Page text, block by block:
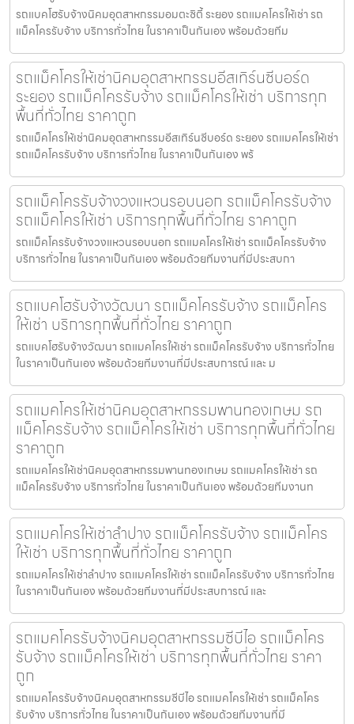
รถแบคโฮรับจ้างนิคมอุตสาหกรรมอมตะซิตี้ ระยอง รถแมคโครให้เช่า รถ
แม็คโครรับจ้าง บริการทั่วไทย ในราคาเป็นกันเอง พร้อมด้วยทีม
รถแม็คโครให้เช่านิคมอุตสาหกรรมอีสเทิร์นซีบอร์ด
ระยอง รถแม็คโครรับจ้าง รถแม็คโครให้เช่า บริการทุก
พื้นที่ทั่วไทย ราคาถูก
รถแม็คโครให้เช่านิคมอุตสาหกรรมอีสเทิร์นซีบอร์ด ระยอง รถแมคโครให้เช่า
รถแม็คโครรับจ้าง บริการทั่วไทย ในราคาเป็นกันเอง พร้
รถแม็คโครรับจ้างวงแหวนรอบนอก รถแม็คโครรับจ้าง
รถแม็คโครให้เช่า บริการทุกพื้นที่ทั่วไทย ราคาถูก
รถแม็คโครรับจ้างวงแหวนรอบนอก รถแมคโครให้เช่า รถแม็คโครรับจ้าง
บริการทั่วไทย ในราคาเป็นกันเอง พร้อมด้วยทีมงานที่มีประสบกา
รถแบคโฮรับจ้างวัฒนา รถแม็คโครรับจ้าง รถแม็คโคร
ให้เช่า บริการทุกพื้นที่ทั่วไทย ราคาถูก
รถแบคโฮรับจ้างวัฒนา รถแมคโครให้เช่า รถแม็คโครรับจ้าง บริการทั่วไทย
ในราคาเป็นกันเอง พร้อมด้วยทีมงานที่มีประสบการณ์ และ ม
รถแมคโครให้เช่านิคมอุตสาหกรรมพานทองเกษม รถ
แม็คโครรับจ้าง รถแม็คโครให้เช่า บริการทุกพื้นที่ทั่วไทย
ราคาถูก
รถแมคโครให้เช่านิคมอุตสาหกรรมพานทองเกษม รถแมคโครให้เช่า รถ
แม็คโครรับจ้าง บริการทั่วไทย ในราคาเป็นกันเอง พร้อมด้วยทีมงานท
รถแมคโครให้เช่าลำปาง รถแม็คโครรับจ้าง รถแม็คโคร
ให้เช่า บริการทุกพื้นที่ทั่วไทย ราคาถูก
รถแมคโครให้เช่าลำปาง รถแมคโครให้เช่า รถแม็คโครรับจ้าง บริการทั่วไทย
ในราคาเป็นกันเอง พร้อมด้วยทีมงานที่มีประสบการณ์ และ
รถแมคโครรับจ้างนิคมอุตสาหกรรมซีบีไอ รถแม็คโคร
รับจ้าง รถแม็คโครให้เช่า บริการทุกพื้นที่ทั่วไทย ราคา
ถูก
รถแมคโครรับจ้างนิคมอุตสาหกรรมซีบีไอ รถแมคโครให้เช่า รถแม็คโคร
รับจ้าง บริการทั่วไทย ในราคาเป็นกันเอง พร้อมด้วยทีมงานที่มี